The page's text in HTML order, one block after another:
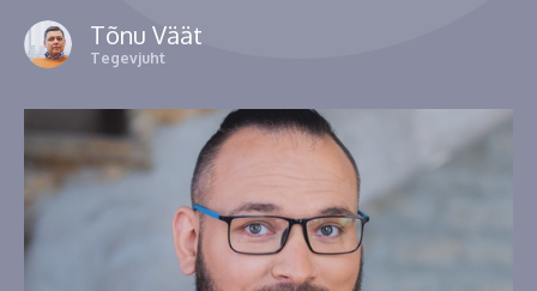
Tõnu Väät
Tegevjuht